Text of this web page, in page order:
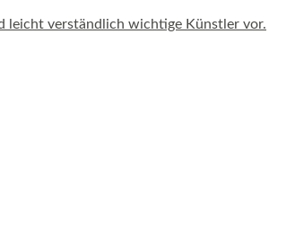
leicht verständlich wichtige Künstler vor.